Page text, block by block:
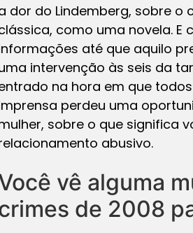
dor do Lindemberg, sobre o
como uma novela.
até que aquilo
intervenção às seis da
na hora em que
perdeu uma
sobre o que significa
abusivo.
vê alguma
de 2008